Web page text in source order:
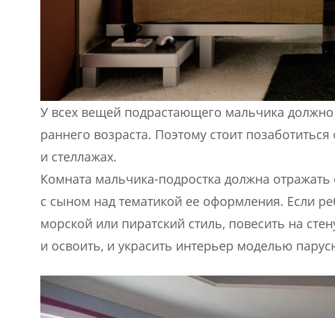
У всех вещей подрастающего мальчика должно
раннего возраста. Поэтому стоит
и стеллажах.
Комната мальчика-подростка должна
с сыном над тематикой ее оформления. Если
морской или пиратский стиль, повесить на
и освоить, и украсить интерьер моделью